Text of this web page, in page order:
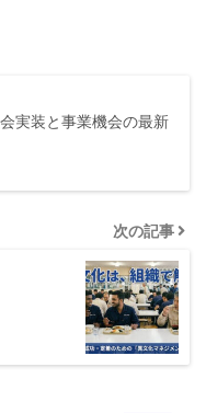
実装と事業機会の最新
次の記事